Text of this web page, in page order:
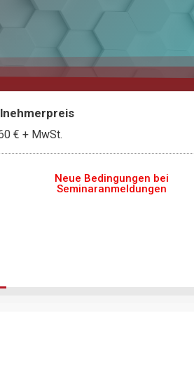
€ + MwSt.
Neue Bedingungen bei
Seminaranmeldungen